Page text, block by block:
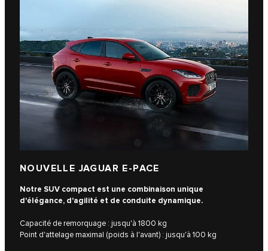
NOUVELLE JAGUAR E-PACE
Notre SUV compact est une combinaison unique
d'élégance, d'agilité et de conduite dynamique.
Capacité de remorquage : jusqu'à 1800 kg
Point d'attelage maximal (poids à l'avant) : jusqu'à 100 kg